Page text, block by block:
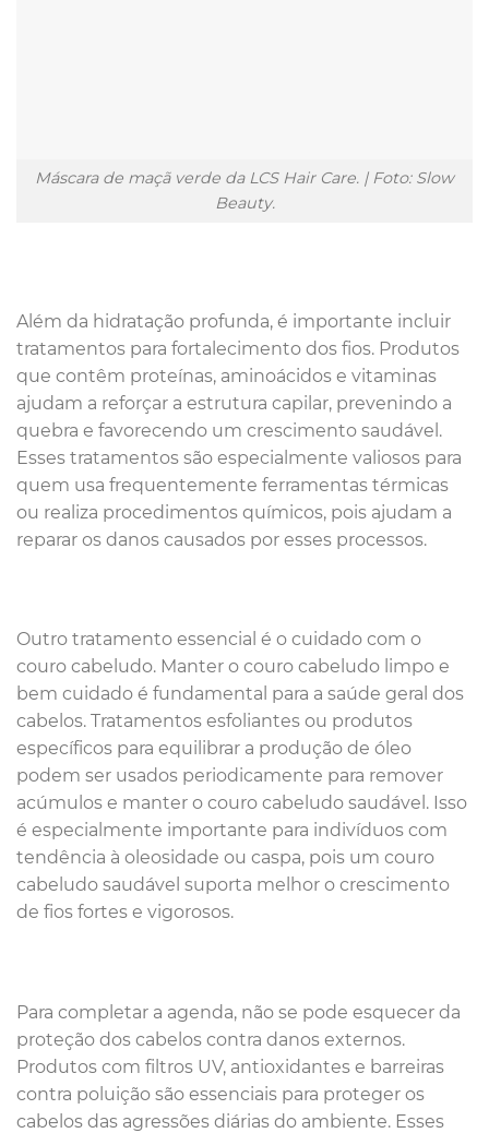
Máscara de maçã verde da LCS Hair Care. | Foto: Slow
Beauty.
Além da hidratação profunda, é importante incluir
tratamentos para fortalecimento dos fios. Produtos
que contêm proteínas, aminoácidos e vitaminas
ajudam a reforçar a estrutura capilar, prevenindo a
quebra e favorecendo um crescimento saudável.
Esses tratamentos são especialmente valiosos para
quem usa frequentemente ferramentas térmicas
ou realiza procedimentos químicos, pois ajudam a
reparar os danos causados por esses processos.
Outro tratamento essencial é o cuidado com o
couro cabeludo. Manter o couro cabeludo limpo e
bem cuidado é fundamental para a saúde geral dos
cabelos. Tratamentos esfoliantes ou produtos
específicos para equilibrar a produção de óleo
podem ser usados periodicamente para remover
acúmulos e manter o couro cabeludo saudável. Isso
é especialmente importante para indivíduos com
tendência à oleosidade ou caspa, pois um couro
cabeludo saudável suporta melhor o crescimento
de fios fortes e vigorosos.
Para completar a agenda, não se pode esquecer da
proteção dos cabelos contra danos externos.
Produtos com filtros UV, antioxidantes e barreiras
contra poluição são essenciais para proteger os
cabelos das agressões diárias do ambiente. Esses